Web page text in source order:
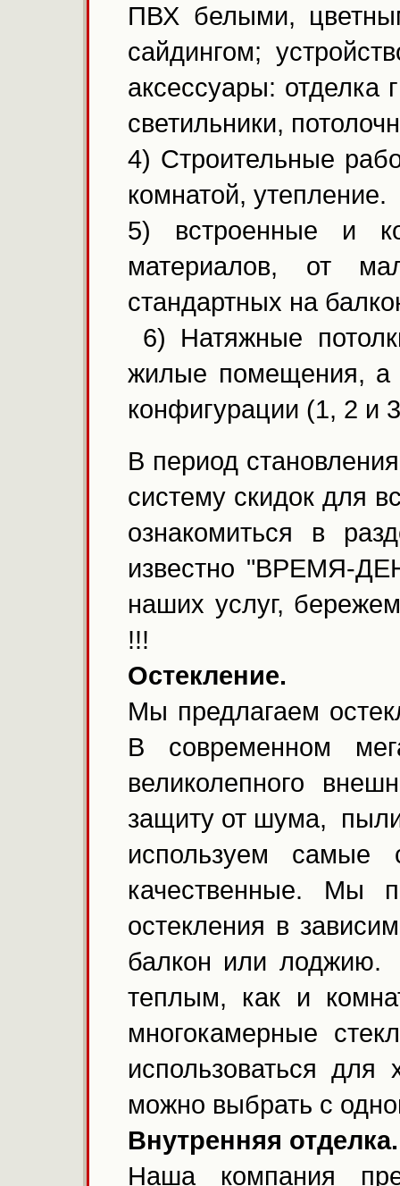
ПВХ белыми,
сайдингом;
аксессуары:
светильники,
4) Строительные
комнатой, утепление.
5) встроенные и
материалов, от
стандартных на
6) Натяжные
жилые помещения, а
конфигурации (1, 2 и
В период
систему скидок для
ознакомиться в
известно "ВРЕМЯ-
наших услуг,
!!!
Остекление.
Мы предлагаем
В современном
великолепного
защиту от шума,
используем
качественные. Мы
остекления в
балкон или лоджию.
теплым, как и
многокамерные
использоваться для
можно выбрать с
Внутренняя отделка.
Наша компания